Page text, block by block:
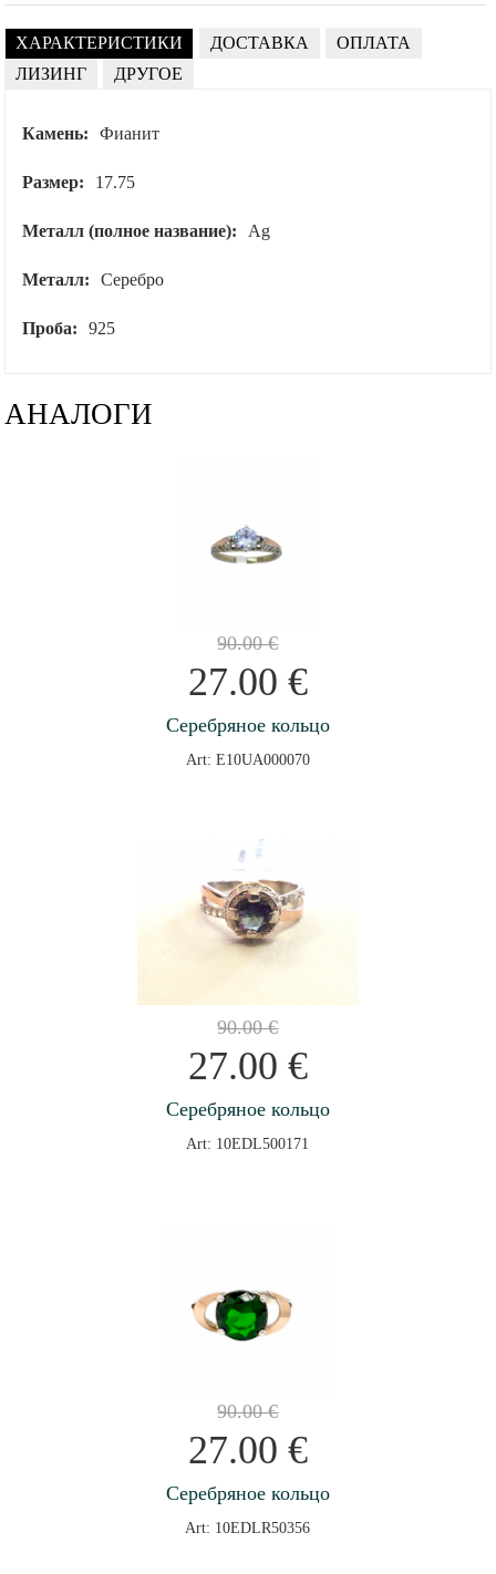
ХАРАКТЕРИСТИКИ ДОСТАВКА
ОПЛАТА
ЛИЗИНГ
ДРУГОЕ
Камень: Фианит
Размер: 17.75
Металл (полное название): Ag
Металл: Серебро
Проба: 925
АНАЛОГИ
90.00€
27.00 €
Серебряное кольцо
Art: E10UA000070
90.00€
27.00 €
Серебряное кольцо
Art: 10EDL500171
90.00€
27.00 €
Серебряное кольцо
Art: 10EDLR50356